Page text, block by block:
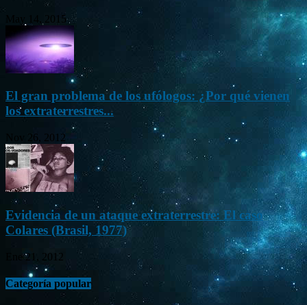
May 14, 2015
El gran problema de los ufólogos: ¿Por qué vienen
los extraterrestres...
Nov 26, 2012
Evidencia de un ataque extraterrestre: El caso
Colares (Brasil, 1977)
Ene 21, 2012
Categoría popular